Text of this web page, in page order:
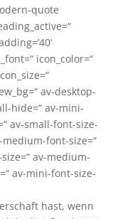
quote
icon_color=“
av-desktop-
hide=“ av-mini-
av-small-font-size-
font-size=“
av-medium-
av-mini-font-size-
hast, wenn